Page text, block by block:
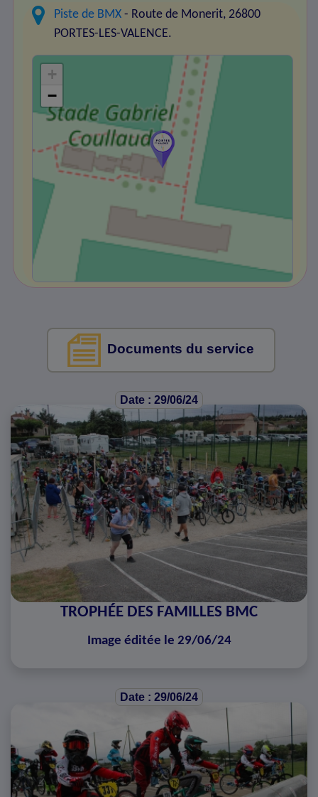
Piste de BMX - Route de Monerit, 26800
PORTES-LES-VALENCE.
+
−
Documents du service
Date : 29/06/24
TROPHÉE DES FAMILLES BMC
Image éditée le 29/06/24
Date : 29/06/24